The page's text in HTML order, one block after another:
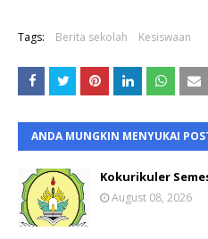
Tags: Berita sekolah Kesiswaan
ANDA MUNGKIN MENYUKAI
Kokurikuler
August 08, 2026